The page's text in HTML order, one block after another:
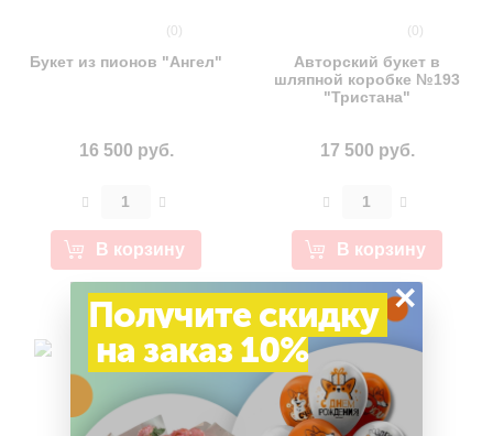
(0)
Букет из пионов "Ангел"
16 500 руб.
В корзину
(0)
Авторский букет в
шляпной коробке №193
"Тристана"
17 500 руб.
В корзину
Получите скидку
на заказ 10%
×